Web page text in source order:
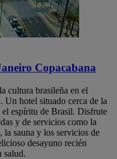
Copacabana
cultura brasileña en el
Un hotel situado cerca de la
el espíritu de Brasil. Disfrute
y de servicios como la
sauna y los servicios de
desayuno recién
salud.